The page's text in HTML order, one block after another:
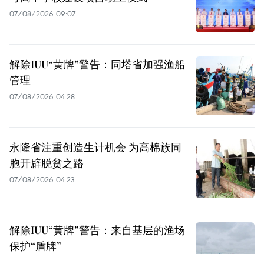
07/08/2026 09:07
解除IUU“黄牌”警告：同塔省加强渔船
管理
07/08/2026 04:28
永隆省注重创造生计机会 为高棉族同
胞开辟脱贫之路
07/08/2026 04:23
解除IUU“黄牌”警告：来自基层的渔场
保护“盾牌”